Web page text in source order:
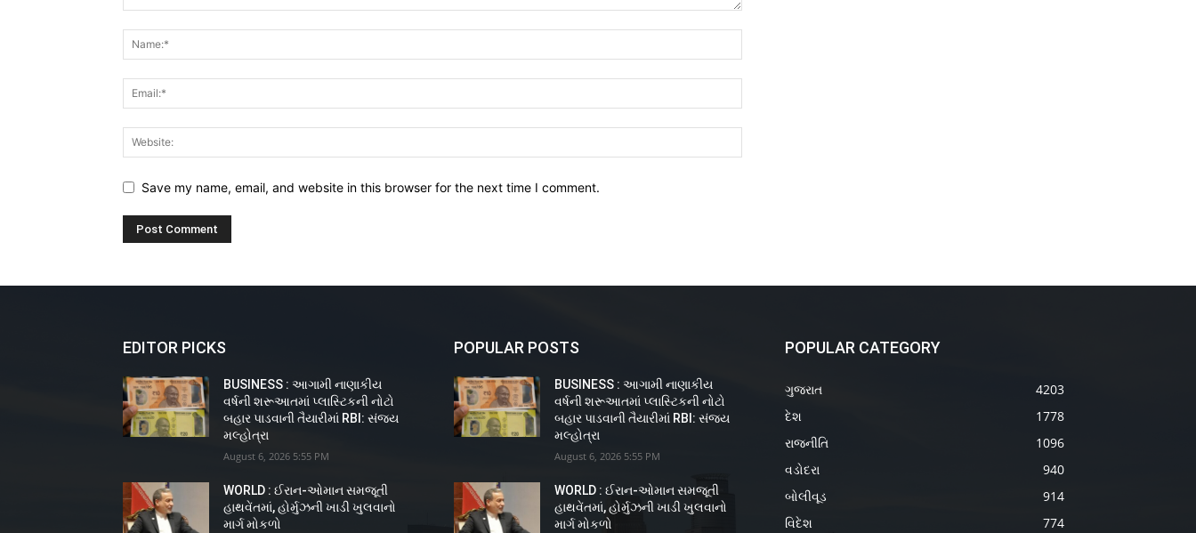
Save my name, email, and website in this browser for the next time I comment.
EDITOR PICKS
BUSINESS : આગામી નાણાકીય
વર્ષની શરૂઆતમાં પ્લાસ્ટિકની નોટો
બહાર પાડવાની તૈયારીમાં RBI: સંજય
મલ્હોત્રા
August 6, 2026 5:55 PM
WORLD : ઈરાન-ઓમાન સમજૂતી
હાથવેંતમાં, હોર્મુઝની ખાડી ખુલવાનો
માર્ગ મોકળો
POPULAR POSTS
BUSINESS : આગામી નાણાકીય
વર્ષની શરૂઆતમાં પ્લાસ્ટિકની નોટો
બહાર પાડવાની તૈયારીમાં RBI: સંજય
મલ્હોત્રા
August 6, 2026 5:55 PM
WORLD : ઈરાન-ઓમાન સમજૂતી
હાથવેંતમાં, હોર્મુઝની ખાડી ખુલવાનો
માર્ગ મોકળો
POPULAR CATEGORY
ગુજરાત
4203
દેશ
1778
રાજનીતિ
1096
વડોદરા
940
બોલીવૂડ
914
વિદેશ
774